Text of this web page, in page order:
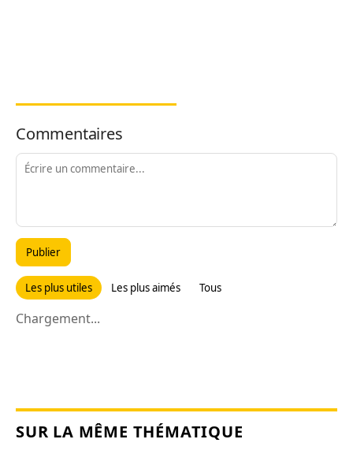
Commentaires
Publier
Les plus utiles Les plus aimés Tous
Chargement...
SUR LA MÊME THÉMATIQUE